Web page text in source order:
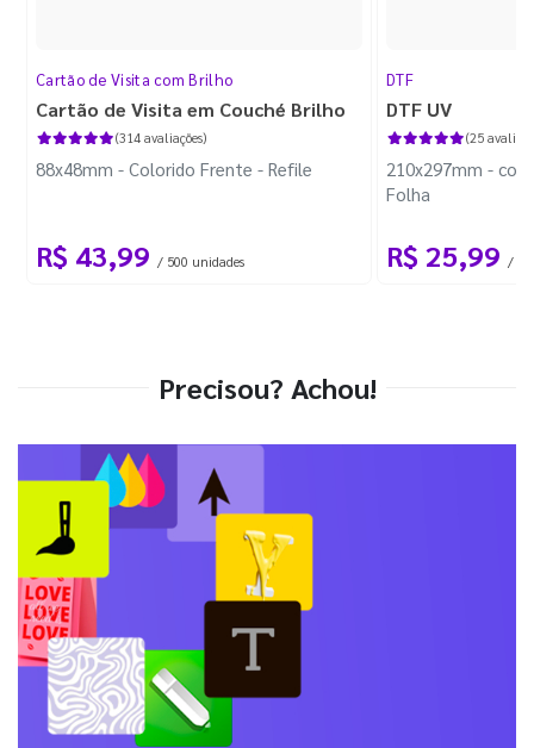
Cartão de Visita com Brilho
Cartão de Visita em Couché Brilho
(314 avaliações)
88x48mm - Colorido Frente - Refile
R$ 43,99 / 500 unidades
DTF
DTF UV
(25
210x297mm -
Folha
R$ 25,99 / 1
Precisou? Achou!